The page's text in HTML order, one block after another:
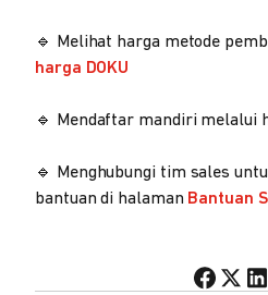
🔹 Melihat harga metode
harga DOKU
🔹 Mendaftar mandiri melalui
🔹 Menghubungi tim sales
bantuan di halaman Bantuan